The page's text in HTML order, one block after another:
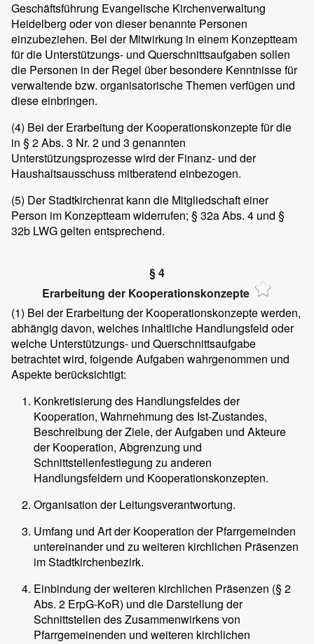
Geschäftsführung Evangelische Kirchenverwaltung
Heidelberg oder von dieser benannte Personen
einzubeziehen. Bei der Mitwirkung in einem Konzeptteam
für die Unterstützungs- und Querschnittsaufgaben sollen
die Personen in der Regel über besondere Kenntnisse für
verwaltende bzw. organisatorische Themen verfügen und
diese einbringen.
(4) Bei der Erarbeitung der Kooperationskonzepte für die
in § 2 Abs. 3 Nr. 2 und 3 genannten
Unterstützungsprozesse wird der Finanz- und der
Haushaltsausschuss mitberatend einbezogen.
(5) Der Stadtkirchenrat kann die Mitgliedschaft einer
Person im Konzeptteam widerrufen; § 32a Abs. 4 und §
32b LWG gelten entsprechend.
§ 4
Erarbeitung der Kooperationskonzepte
(1) Bei der Erarbeitung der Kooperationskonzepte werden,
abhängig davon, welches inhaltliche Handlungsfeld oder
welche Unterstützungs- und Querschnittsaufgabe
betrachtet wird, folgende Aufgaben wahrgenommen und
Aspekte berücksichtigt:
Konkretisierung des Handlungsfeldes der
Kooperation, Wahrnehmung des Ist-Zustandes,
Beschreibung der Ziele, der Aufgaben und Akteure
der Kooperation, Abgrenzung und
Schnittstellenfestlegung zu anderen
Handlungsfeldern und Kooperationskonzepten.
Organisation der Leitungsverantwortung.
Umfang und Art der Kooperation der Pfarrgemeinden
untereinander und zu weiteren kirchlichen Präsenzen
im Stadtkirchenbezirk.
Einbindung der weiteren kirchlichen Präsenzen (§ 2
Abs. 2 ErpG-KoR) und die Darstellung der
Schnittstellen des Zusammenwirkens von
Pfarrgemeinenden und weiteren kirchlichen